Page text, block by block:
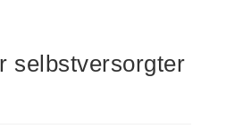
selbstversorgter